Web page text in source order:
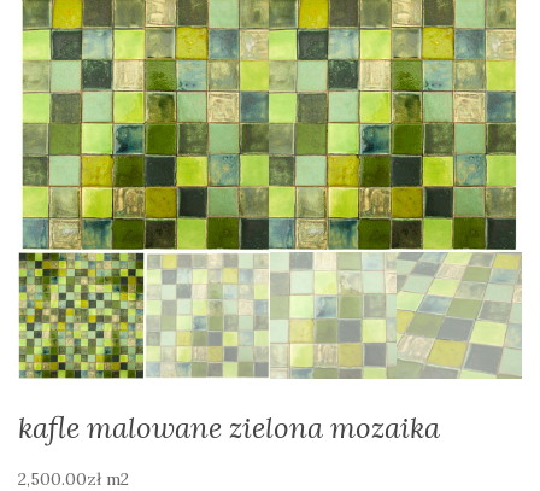
kafle malowane zielona mozaika
2,500.00zł m2